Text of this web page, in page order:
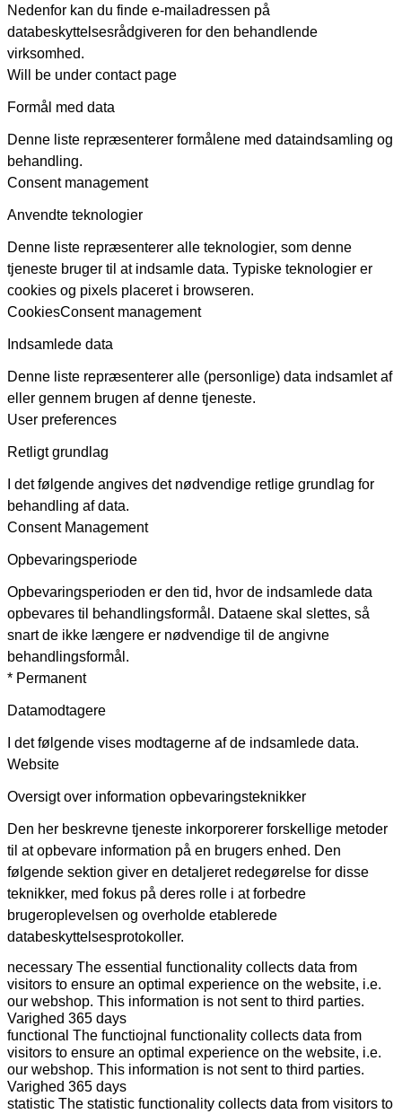
Nedenfor kan du finde e-mailadressen på
databeskyttelsesrådgiveren for den behandlende
virksomhed.
Will be under contact page
Formål med data
Denne liste repræsenterer formålene med dataindsamling og
behandling.
Consent management
Anvendte teknologier
Denne liste repræsenterer alle teknologier, som denne
tjeneste bruger til at indsamle data. Typiske teknologier er
cookies og pixels placeret i browseren.
CookiesConsent management
Indsamlede data
Denne liste repræsenterer alle (personlige) data indsamlet af
eller gennem brugen af denne tjeneste.
User preferences
Retligt grundlag
I det følgende angives det nødvendige retlige grundlag for
behandling af data.
Consent Management
Opbevaringsperiode
Opbevaringsperioden er den tid, hvor de indsamlede data
opbevares til behandlingsformål. Dataene skal slettes, så
snart de ikke længere er nødvendige til de angivne
behandlingsformål.
* Permanent
Datamodtagere
I det følgende vises modtagerne af de indsamlede data.
Website
Oversigt over information opbevaringsteknikker
Den her beskrevne tjeneste inkorporerer forskellige metoder
til at opbevare information på en brugers enhed. Den
følgende sektion giver en detaljeret redegørelse for disse
teknikker, med fokus på deres rolle i at forbedre
brugeroplevelsen og overholde etablerede
databeskyttelsesprotokoller.
necessary The essential functionality collects data from
visitors to ensure an optimal experience on the website, i.e.
our webshop. This information is not sent to third parties.
Varighed 365 days
functional The functiojnal functionality collects data from
visitors to ensure an optimal experience on the website, i.e.
our webshop. This information is not sent to third parties.
Varighed 365 days
statistic The statistic functionality collects data from visitors to